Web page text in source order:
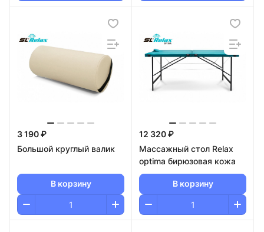
3 190 ₽
Большой круглый валик
В корзину
12 320 ₽
Массажный стол Relax
optima бирюзовая кожа
В корзину